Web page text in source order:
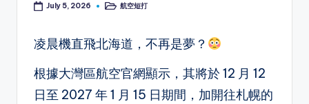
July 5, 2026
Posted航空短打
凌晨機直飛北海道，不再是夢？
根據大灣區航空官網顯示，其將於 12 月 12
日至 2027 年 1 月 15 日期間，加開往札幌的